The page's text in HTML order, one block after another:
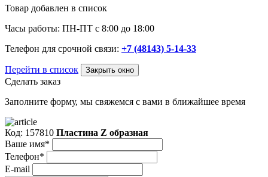
Товар добавлен в список
Часы работы: ПН-ПТ с 8:00 до 18:00
Телефон для срочной связи: +7 (48143) 5-14-33
Перейти в список Закрыть окно
Сделать заказ
Заполните форму, мы свяжемся с вами в ближайшее время
Код: 157810 Пластина Z образная
Ваше имя*
Телефон*
E-mail